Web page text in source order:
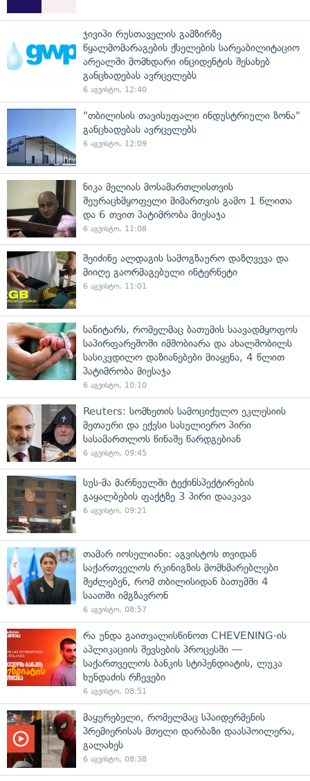
ჯივიპი რუსთაველის გამზირზე
წყალმომარაგების ქსელების სარეაბილიტაციო
არეალში მომხდარი ინციდენტის შესახებ
განცხადებას ავრცელებს
6 აგვისტო, 12:40
"თბილისის თავისუფალი ინდუსტრიული ზონა"
განცხადებას ავრცელებს
6 აგვისტო, 12:09
ნიკა მელიას მოსამართლისთვის
შეურაცხმყოფელი მიმართვის გამო 1 წლითა
და 6 თვით პატიმრობა მიესაჯა
6 აგვისტო, 11:08
შეიძინე ალდაგის სამოგზაურო დაზღვევა და
მიიღე გაორმაგებული ინტერნეტი
6 აგვისტო, 11:01
სანიტარს, რომელმაც ბათუმის საავადმყოფოს
საპირფარეშოში იმშობიარა და ახალშობილს
სასიკვდილო დაზიანებები მიაყენა, 4 წლით
პატიმრობა მიესაჯა
6 აგვისტო, 10:10
Reuters: სომხეთის სამოციქულო ეკლესიის
მეთაური და ექვსი სასულიერო პირი
სასამართლოს წინაშე წარდგებიან
6 აგვისტო, 09:45
სუს-მა მარნეულში ტექინსპექტირების
გაყალბების ფაქტზე 3 პირი დააკავა
6 აგვისტო, 09:21
თამარ იოსელიანი: აგვისტოს თვიდან
საქართველოს რკინიგზის მომხმარებლები
შეძლებენ, რომ თბილისიდან ბათუმში 4
საათში იმგზავრონ
6 აგვისტო, 08:57
რა უნდა გაითვალისწინოთ CHEVENING-ის
აპლიკაციის შევსების პროცესში —
საქართველოს ბანკის სტიპენდიატის, ლუკა
ხუნდაძის რჩევები
6 აგვისტო, 08:51
მაყურებელი, რომელმაც სპაიდერმენის
პრემიერისას მთელი დარბაზი დაასპოილერა,
გალახეს
6 აგვისტო, 08:38